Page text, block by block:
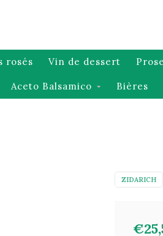
rosés Vin de dessert
Aceto Balsamico Bières
ZIDARICH